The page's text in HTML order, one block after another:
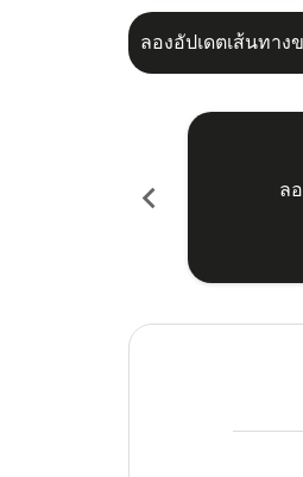
ลองอัปเดตเส้นทา
chevron_left
ล